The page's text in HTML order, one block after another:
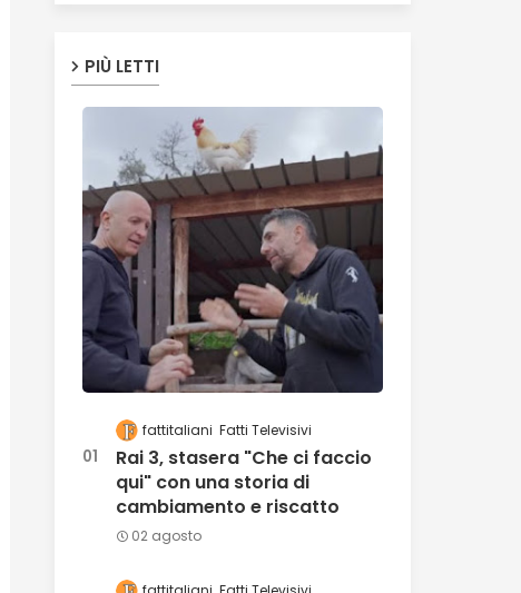
PIÙ LETTI
fattitaliani Fatti Televisivi
Rai 3, stasera "Che ci faccio
qui" con una storia di
cambiamento e riscatto
02 agosto